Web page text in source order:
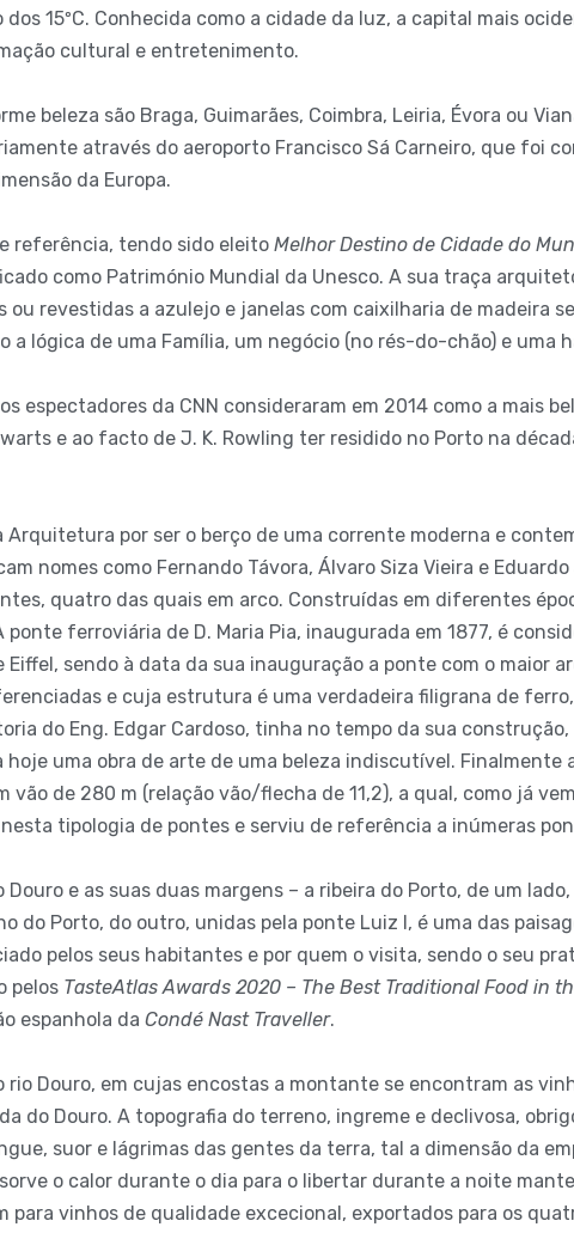
15ºC. Conhecida como a cidade da luz, a capital mais
cultural e entretenimento.
beleza são Braga, Guimarães, Coimbra, Leiria, Évora ou
através do aeroporto Francisco Sá Carneiro, que foi
da Europa.
referência, tendo sido eleito Melhor Destino de Cidade do
como Património Mundial da Unesco. A sua traça
ou revestidas a azulejo e janelas com caixilharia de madeira
a lógica de uma Família, um negócio (no rés-do-chão) e uma
espectadores da CNN consideraram em 2014 como a mais
e ao facto de J. K. Rowling ter residido no Porto na
por ser o berço de uma corrente moderna e
nomes como Fernando Távora, Álvaro Siza Vieira e Eduardo
quatro das quais em arco. Construídas em diferentes
ferroviária de D. Maria Pia, inaugurada em 1877, é
sendo à data da sua inauguração a ponte com o maior
e cuja estrutura é uma verdadeira filigrana de
do Eng. Edgar Cardoso, tinha no tempo da sua
hoje uma obra de arte de uma beleza indiscutível.
vão de 280 m (relação vão/flecha de 11,2), a qual, como já
tipologia de pontes e serviu de referência a inúmeras
e as suas duas margens – a ribeira do Porto, de um
do Porto, do outro, unidas pela ponte Luiz I, é uma das
pelos seus habitantes e por quem o visita, sendo o seu
pelos TasteAtlas Awards 2020 – The Best Traditional Food in
espanhola da Condé Nast Traveller.
rio Douro, em cujas encostas a montante se encontram as
do Douro. A topografia do terreno, ingreme e declivosa,
suor e lágrimas das gentes da terra, tal a dimensão da
o calor durante o dia para o libertar durante a noite
vinhos de qualidade excecional, exportados para os